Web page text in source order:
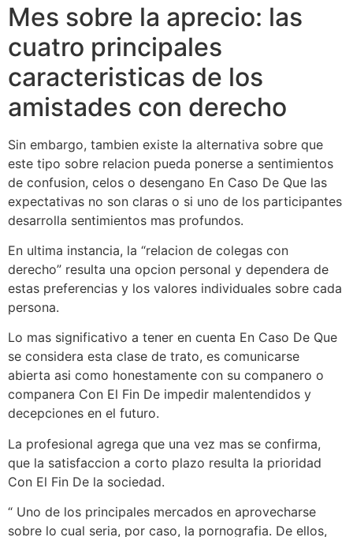
Mes sobre la aprecio: las
cuatro principales
caracteristicas de los
amistades con derecho
Sin embargo, tambien existe la alternativa sobre que
este tipo sobre relacion pueda ponerse a sentimientos
de confusion, celos o desengano En Caso De Que las
expectativas no son claras o si uno de los participantes
desarrolla sentimientos mas profundos.
En ultima instancia, la “relacion de colegas con
derecho” resulta una opcion personal y dependera de
estas preferencias y los valores individuales sobre cada
persona.
Lo mas significativo a tener en cuenta En Caso De Que
se considera esta clase de trato, es comunicarse
abierta asi­ como honestamente con su companero o
companera Con El Fin De impedir malentendidos y
decepciones en el futuro.
La profesional agrega que una vez mas se confirma,
que la satisfaccion a corto plazo resulta la prioridad
Con El Fin De la sociedad.
“ Uno de los principales mercados en aprovecharse
sobre lo cual seri­a, por caso, la pornografia. De ellos,